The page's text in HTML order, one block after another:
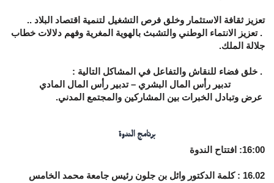
تعزيز ثقافة الاستثمار وخلق فرص التشغيل لتنمية اقتصاد البلاد ..
. تعزيز الانتماء الوطني والتشبث بالهوية المغرية وفهم دلالات خطاب
جلالة الملك.
. خلق فضاء للنقاش والتفاعل في المشاكل التالية :
تدبير رأس المال البشري – تدبير رأس المال المادي
عرض وتبادل الخبرات بين المشاركين والمجتمع المدني.
برنامج الندوة
16:00: افتتاح الندوة
16.02 : كلمة الدكتور وائل بن جلون رئيس جامعة محمد الخامس